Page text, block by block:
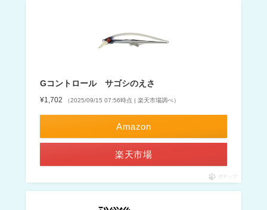
Gコントロール サゴシのえさ
¥1,702 （2025/09/15 07:56時点 | 楽天市場調べ）
Amazon
楽天市場
ポチップ